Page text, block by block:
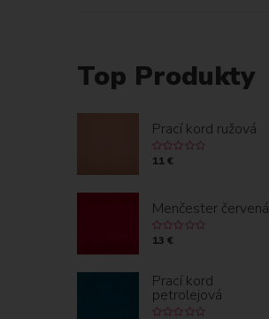
Top Produkty
Prací kord ružová
11 €
Menčester červená
13 €
Prací kord
petrolejová